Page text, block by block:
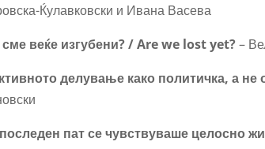
Ќулавковски и Ивана Васева
веќе изгубени? / Are we lost yet?–
делување како политичка, а не
пат се чувствуваше целосно